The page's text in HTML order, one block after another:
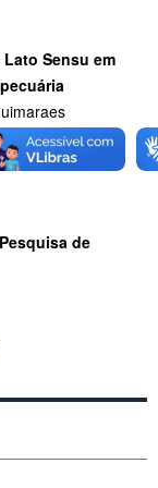
Sensu em
de